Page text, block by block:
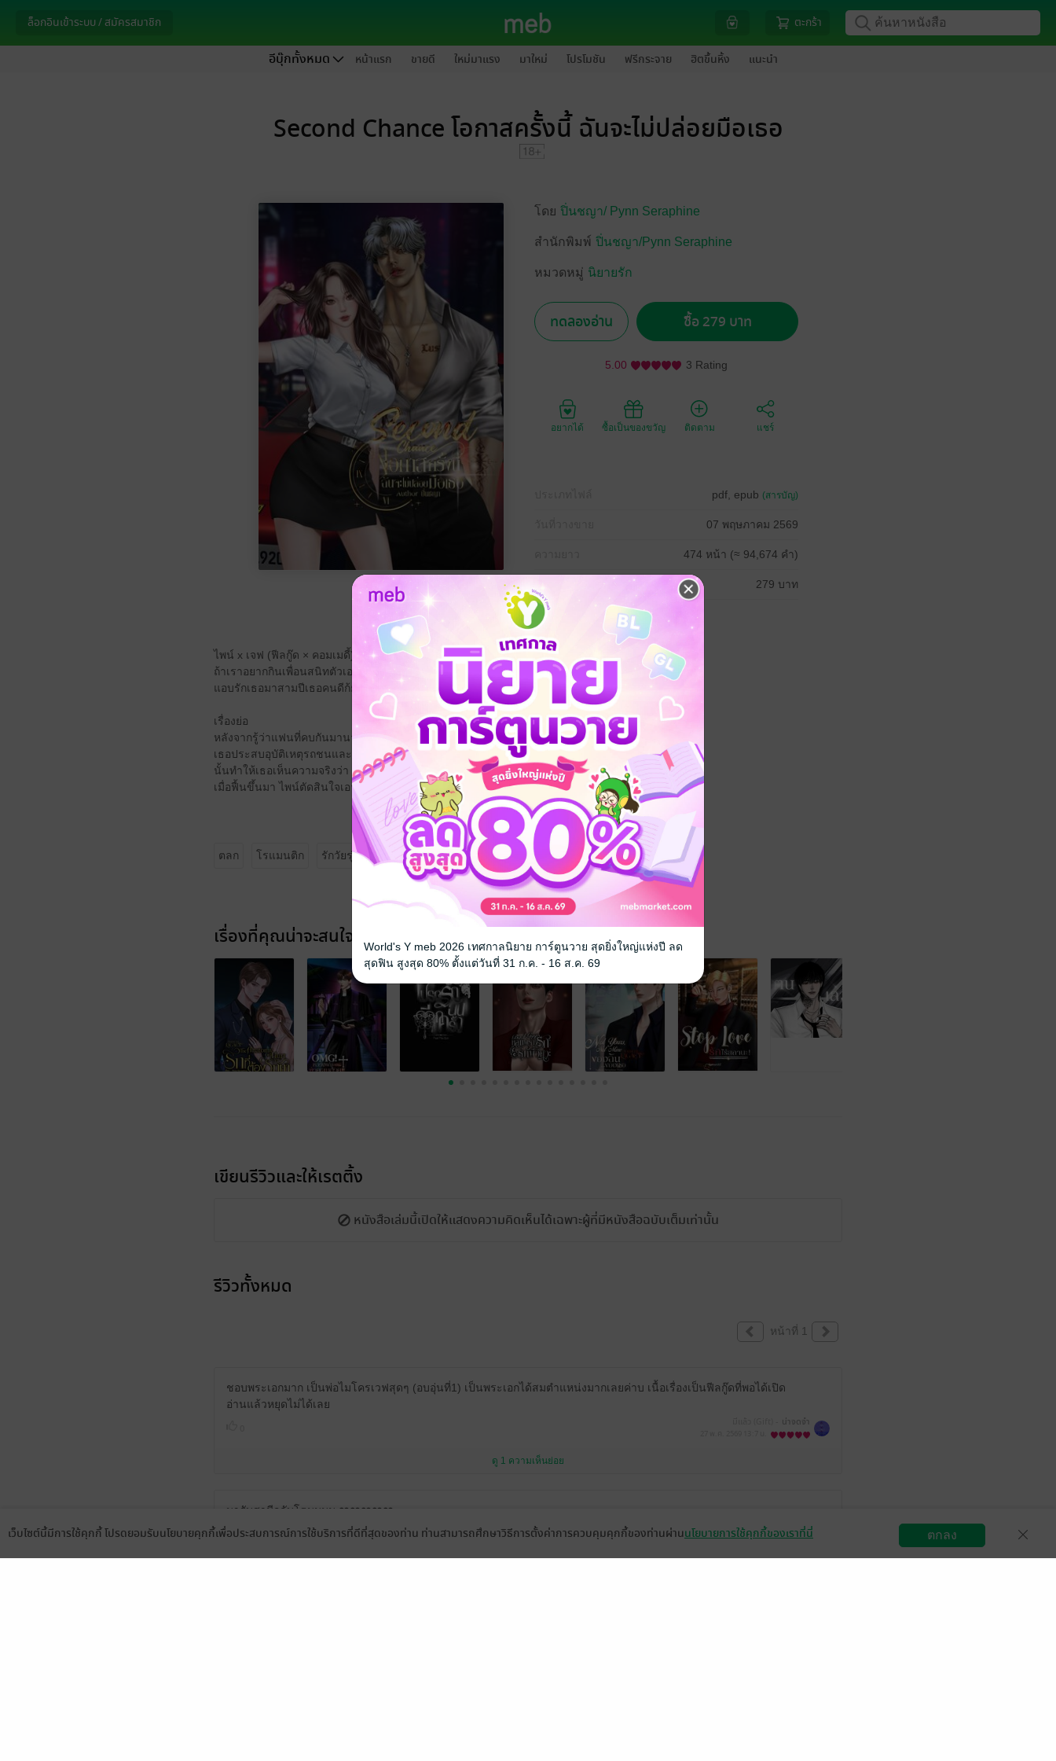
ล็อกอินเข้าระบบ / สมัครสมาชิก ตะกร้า
อีบุ๊กทั้งหมด หน้าแรก ขายดี ใหม่มาแรง มาใหม่ โปรโมชัน ฟรีกระจาย ฮิตขึ้นหิ้ง แนะนำ
Second Chance โอกาสครั้งนี้ ฉันจะไม่ปล่อยมือเธอ
โดย ปิ่นชญา/ Pynn Seraphine
สำนักพิมพ์ ปิ่นชญา/Pynn Seraphine
หมวดหมู่ นิยายรัก
ทดลองอ่าน ซื้อ 279 บาท
5.00 3 Rating
อยากได้ ซื้อเป็นของขวัญ ติดตาม แชร์
pdf, epub (สารบัญ)
07 พฤษภาคม 2569
474 หน้า (≈ 94,674 คำ)
ราคาปก 279 บาท
ไพน์ x เจฟ (ฟีลกู๊ด × คอมเมดี้)
ถ้าเราอยากกินเพื่อนสนิทตัวเองต้องทำไง??
แอบรักเธอมาสามปีเธอคนดีก้ยังมองแค่เพื่อน เมื่อไหร่จะรู้สักทีเพื่อนคนนีเไม่ได้อยากเป็นเพื่อน!!
เรื่องย่อ
หลังจากรู้ว่าแฟนที่คบกันมานานดันมีโลกสองใบ
เธอประสบอุบัติเหตุรถชนและตกอยู่ในภาวะโคม่า
นั้นทำให้เธอเห็นความจริงว่า คนที่อยู่ข้างเธอมาตลอดคือเพื่อนสนิทที่เธอละเลยเขามาตลอด
เมื่อฟื้นขึ้นมา ไพน์ตัดสินใจเอาคืนคนรักเก่าและครั้งนี้เธอจะไม่ยอมปล่อยมือจากเขาอีกแล้ว
ตลก โรแมนติก รักวัยรุ่น มหาวิทยาลัย เพื่อนสนิท
เรื่องที่คุณน่าจะสนใจ
เขียนรีวิวและให้เรตติ้ง
หนังสือเล่มนี้เปิดให้แสดงความคิดเห็นได้เฉพาะผู้ที่มีหนังสือฉบับเต็มเท่านั้น
รีวิวทั้งหมด
หน้าที่ 1
ชอบพระเอกมาก เป็นพ่อไมโครเวฟสุดๆ (อบอุ่นที่1) เป็นพระเอกได้สมตำแหน่งมากเลยค่าบ เนื้อเรื่องเป็นฟีลกู๊ดที่พอได้เปิด
อ่านแล้วหยุดไม่ได้เลย
น่าจดจำ
ดู 1 ความเห็นย่อย
มารับสามีกลับโฮมมมม ❤️❤️❤️❤️❤️
0 มีแล้ว - นางร้ายที่รัก17
7 พ.ค. 256913:26 น. สมัครขายอีบุ๊ก วิธีการใช้งาน
เว็บไซต์นี้มีการใช้คุกกี้ โปรดยอมรับนโยบายคุกกี้เพื่อประสบการณ์การใช้บริการที่ดีที่สุดของท่าน ท่านสามารถศึกษาวิธีการตั้งค่าการควบคุมคุกกี้ของท่านผ่านนโยบายการใช้คุกกี้ของเราที่นี่ ตกลง
World's Y meb 2026 เทศกาลนิยาย การ์ตูนวาย สุดยิ่งใหญ่แห่งปี ลด
สุดฟิน สูงสุด 80% ตั้งแต่วันที่ 31 ก.ค. - 16 ส.ค. 69